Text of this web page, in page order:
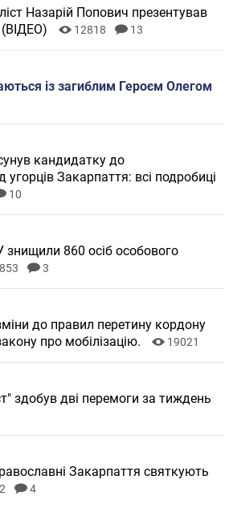
Назарій Попович презентував
(ВІДЕО)
12818 13
із загиблим Героєм Олегом
кандидатку до
Закарпаття: всі подробиці
10
860 осіб особового
3
до правил перетину кордону
про мобілізацію.
19021
здобув дві перемоги за тиждень
Закарпаття святкують
4